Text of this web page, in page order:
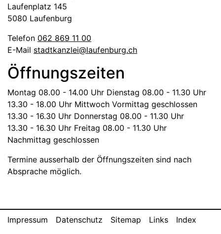
Laufenplatz 145
5080 Laufenburg
Telefon 062 869 11 00
E-Mail stadtkanzlei@laufenburg.ch
Öffnungszeiten
Montag 08.00 - 14.00 Uhr Dienstag 08.00 - 11.30 Uhr
13.30 - 18.00 Uhr Mittwoch Vormittag geschlossen
13.30 - 16.30 Uhr Donnerstag 08.00 - 11.30 Uhr
13.30 - 16.30 Uhr Freitag 08.00 - 11.30 Uhr
Nachmittag geschlossen
Termine ausserhalb der Öffnungszeiten sind nach
Absprache möglich.
Toolbar
Impressum Datenschutz Sitemap Links
Index